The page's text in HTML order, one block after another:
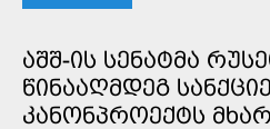
ᲐᲨᲨ-ᲘᲡ ᲡᲔᲜᲐᲢᲛᲐ
ᲬᲘᲜᲐᲐᲦᲛᲓᲔᲒ
ᲙᲐᲜᲝᲜᲞᲠᲝᲔᲥᲢᲡ